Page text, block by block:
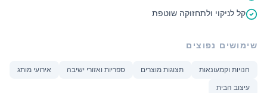
קל לניקוי ולתחזוקה שוטפת
שימושים נפוצים
חנויות וקמעונאות תצוגות מוצרים ספריות ואזורי ישיבה
אירועי מותג
עיצוב הבית